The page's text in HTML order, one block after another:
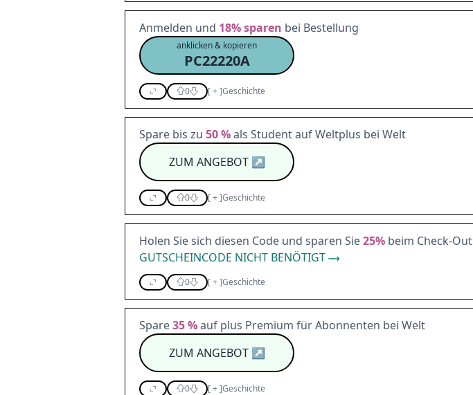
Anmelden und 18%sparen bei Bestellung
anklicken & kopieren
PC22220A
0 [+]Geschichte
Spare bis zu 50 %als Student auf Weltplus bei Welt
ZUM ANGEBOT↗
0 [+]Geschichte
Holen Sie sich diesen Code und sparen Sie25% beim Check-Out
GUTSCHEINCODE NICHT BENÖTIGT
0 [+]Geschichte
Spare35 %auf plus Premium für Abonnenten bei Welt
ZUM ANGEBOT↗
0 [+]Geschichte